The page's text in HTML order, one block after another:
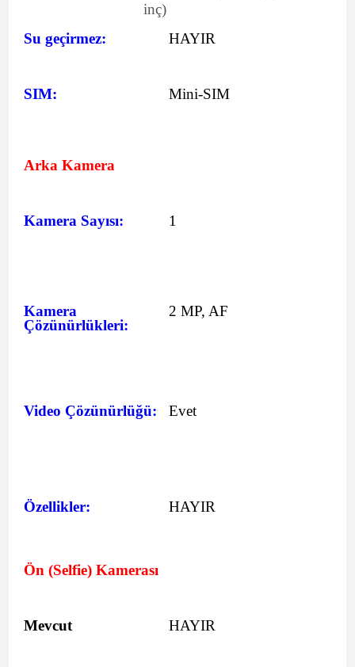
inç)
Su geçirmez:
HAYIR
SIM: Mini-SIM
Arka Kamera
Kamera Sayısı: 1
Kamera
Çözünürlükleri:
2 MP, AF
Video Çözünürlüğü: Evet
Özellikler: HAYIR
Ön (Selfie) Kamerası
Mevcut HAYIR